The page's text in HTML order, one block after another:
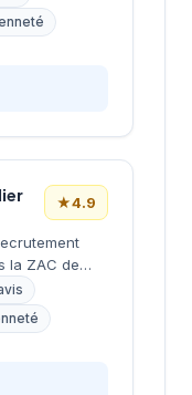
en tant
mettant
Google
★4.9
la ZAC de
de
les
avec une